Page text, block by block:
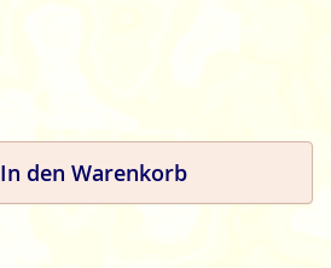
In den Warenkorb